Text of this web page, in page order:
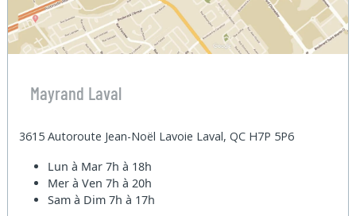
Mayrand Laval
3615 Autoroute Jean-Noël Lavoie Laval, QC H7P 5P6
Lun à Mar7h à 18h
Mer à Ven7h à 20h
Sam à Dim7h à 17h